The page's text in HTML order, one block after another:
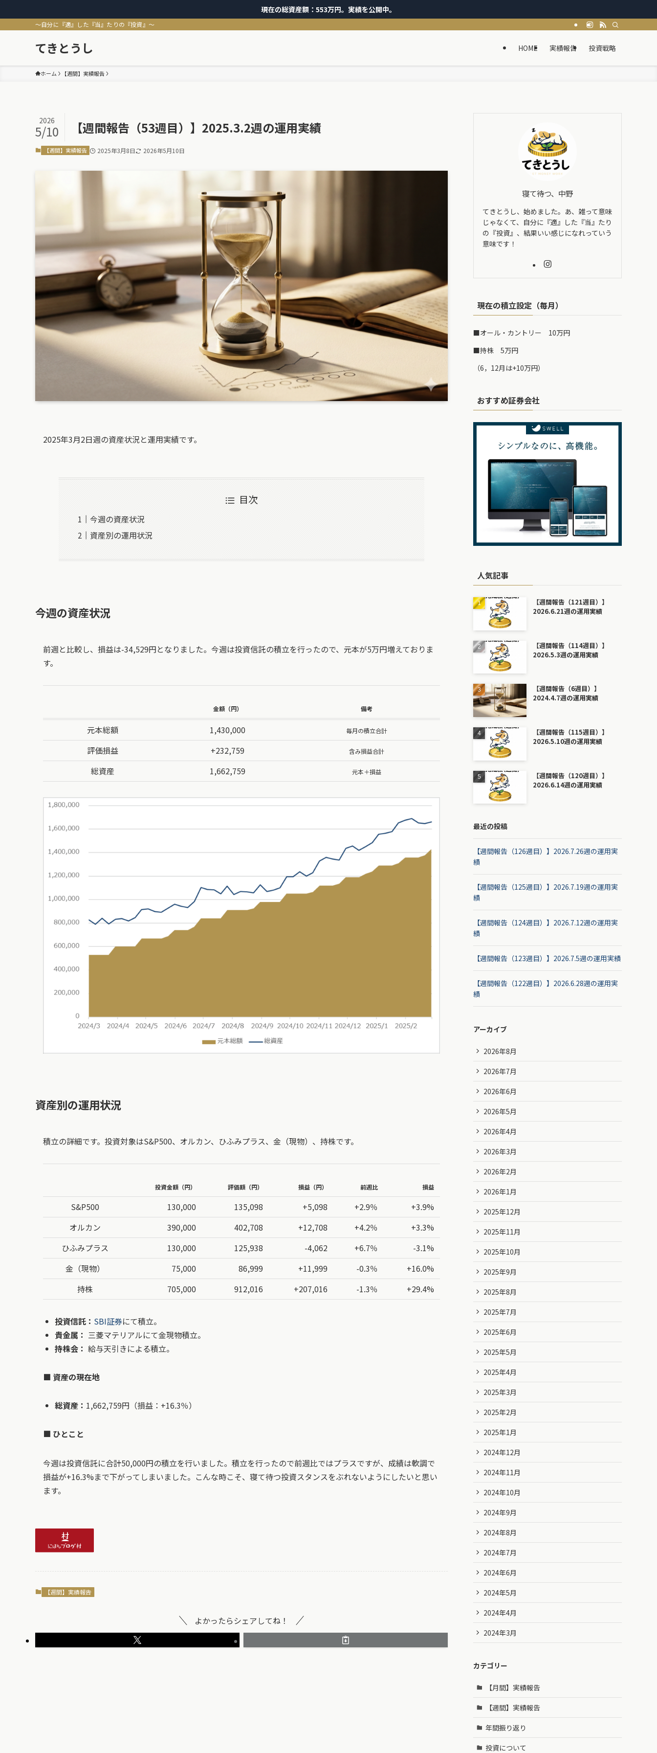
現在の総資産額：553万円。実績を公開中。
～自分に『適』した『当』たりの『投資』～
てきとうし HOME 実績報告 投資戦略
ホーム 【週間】実績報告
【週間報告（53週目）】2025.3.2週の運用実績
2026
5/10
【週間】実績報告 2025年3月8日 2026年5月10日
2025年3月2日週の資産状況と運用実績です。
目次
今週の資産状況
資産別の運用状況
今週の資産状況
前週と比較し、損益は-34,529円となりました。今週は投資信託の積立を行ったので、元本が5万円増えておりま
す。
金額（円） 備考
元本総額 1,430,000 毎月の積立合計
評価損益 +232,759 含み損益合計
総資産 1,662,759 元本＋損益
資産別の運用状況
積立の詳細です。投資対象はS&P500、オルカン、ひふみプラス、金（現物）、持株です。
投資金額（円） 評価額（円） 損益（円） 前週比 損益
S&P500 130,000 135,098 +5,098 +2.9％
+3.9%
オルカン
390,000 402,708 +12,708 +4.2％
+3.3%
ひふみプラス
130,000 125,938 -4,062 +6.7％
-3.1%
金（現物）
75,000 86,999 +11,999 -0.3％
+16.0%
持株
705,000 912,016 +207,016 -1.3％ +29.4%
投資信託： SBI証券にて積立。
貴金属： 三菱マテリアルにて金現物積立。
持株会： 給与天引きによる積立。
■ 資産の現在地
総資産： 1,662,759円（損益：+16.3％）
■ ひとこと
今週は投資信託に合計50,000円の積立を行いました。積立を行ったので前週比ではプラスですが、成績は軟調で
損益が+16.3%まで下がってしまいました。こんな時こそ、寝て待つ投資スタンスをぶれないようにしたいと思い
ます。
【週間】実績報告
よかったらシェアしてね！
寝て待つ、中野
てきとうし、始めました。あ、雑って意味
じゃなくて、自分に『適』した『当』たり
の『投資』、結果いい感じになれっていう
意味です！
現在の積立設定（毎月）
■オール・カントリー 10万円
■持株 5万円
（6，12月は+10万円）
おすすめ証券会社
人気記事
【週間報告（121週目）】
2026.6.21週の運用実績
【週間報告（114週目）】
2026.5.3週の運用実績
【週間報告（6週目）】
2024.4.7週の運用実績
【週間報告（115週目）】
2026.5.10週の運用実績
【週間報告（120週目）】
2026.6.14週の運用実績
最近の投稿
【週間報告（126週目）】2026.7.26週の運用実
績
【週間報告（125週目）】2026.7.19週の運用実
績
【週間報告（124週目）】2026.7.12週の運用実
績
【週間報告（123週目）】2026.7.5週の運用実績
【週間報告（122週目）】2026.6.28週の運用実
績
アーカイブ
2026年8月
2026年7月
2026年6月
2026年5月
2026年4月
2026年3月
2026年2月
2026年1月
2025年12月
2025年11月
2025年10月
2025年9月
2025年8月
2025年7月
2025年6月
2025年5月
2025年4月
2025年3月
2025年2月
2025年1月
2024年12月
2024年11月
2024年10月
2024年9月
2024年8月
2024年7月
2024年6月
2024年5月
2024年4月
2024年3月
カテゴリー
【月間】実績報告
【週間】実績報告
年間振り返り
投資について